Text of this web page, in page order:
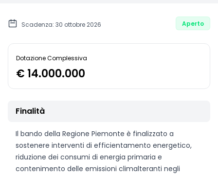
Scadenza: 30 ottobre 2026 Aperto
Dotazione Complessiva
€ 14.000.000
Finalità
Il bando della Regione Piemonte è finalizzato a
sostenere interventi di efficientamento energetico,
riduzione dei consumi di energia primaria e
contenimento delle emissioni climalteranti negli